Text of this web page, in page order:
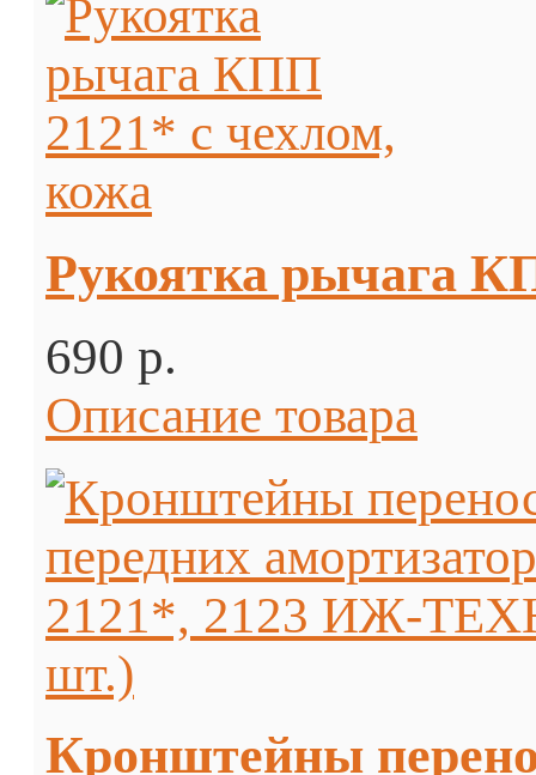
Рукоятка рычага
690 p.
Описание товара
Кронштейны